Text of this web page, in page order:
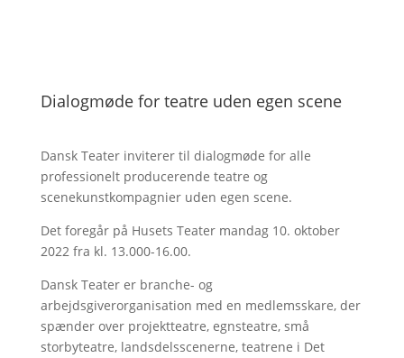
Dialogmøde for teatre uden egen scene
Dansk Teater inviterer til dialogmøde for alle
professionelt producerende teatre og
scenekunstkompagnier uden egen scene.
Det foregår på Husets Teater mandag 10. oktober
2022 fra kl. 13.000-16.00.
Dansk Teater er branche- og
arbejdsgiverorganisation med en medlemsskare, der
spænder over projektteatre, egnsteatre, små
storbyteatre, landsdelsscenerne, teatrene i Det